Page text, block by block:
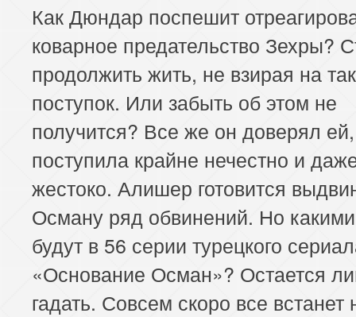
Как Дюндар поспешит
коварное предательство Зехры?
продолжить жить, не взирая на
поступок. Или забыть об этом не
получится? Все же он доверял
поступила крайне нечестно и
жестоко. Алишер готовится
Осману ряд обвинений. Но
будут в 56 серии турецкого
«Основание Осман»? Остается
гадать. Совсем скоро все встанет